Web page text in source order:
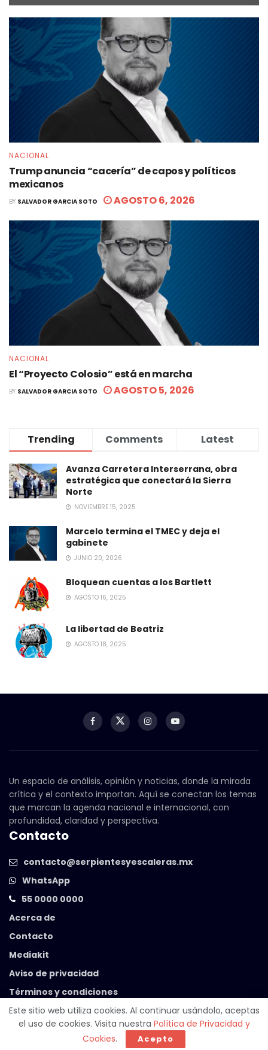
NACIONAL
Trump anuncia “cacería” de capos y políticos
mexicanos
BY SALVADOR GARCIA SOTO AGOSTO 6, 2026
NACIONAL
El “Proyecto Colosio” está en marcha
BY SALVADOR GARCIA SOTO AGOSTO 5, 2026
Trending Comments Latest
Avanza Carretera Interserrana, obra
estratégica que conectará la Sierra
Norte
NOVIEMBRE 15, 2025
Marcelo termina el TMEC y deja el
gabinete
JUNIO 20, 2026
Bloquean cuentas a los Bartlett
AGOSTO 16, 2025
La libertad de Beatriz
AGOSTO 18, 2025
Un espacio de análisis, opinión y noticias, donde la mirada
crítica y el contexto importan. Aquí se conectan los temas
que marcan la agenda nacional e internacional, con
profundidad, claridad y perspectiva.
Contacto
contacto@serpientesyescaleras.mx
WhatsApp
55 0000 0000
Acerca de
Contacto
Mediakit
Aviso de privacidad
Términos y condiciones
© 2025 Serpientes y Escaleras. Powered by
Este sitio web utiliza cookies. Al continuar usándolo, aceptas
el uso de cookies. Visita nuestra Política de Privacidad y
Cookies. Acepto